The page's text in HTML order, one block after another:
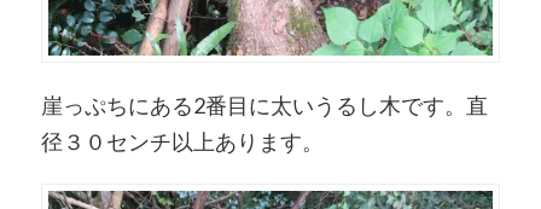
崖っぷちにある2番目に太いうるし木です。直
径３０センチ以上あります。